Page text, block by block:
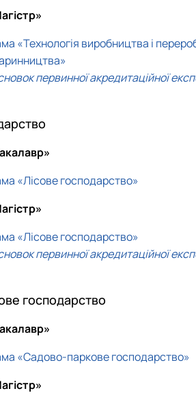
«Технологія виробництва і
первинної акредитаційної
«Лісове господарство»
«Лісове господарство»
первинної акредитаційної
господарство
«Садово-паркове господарство»